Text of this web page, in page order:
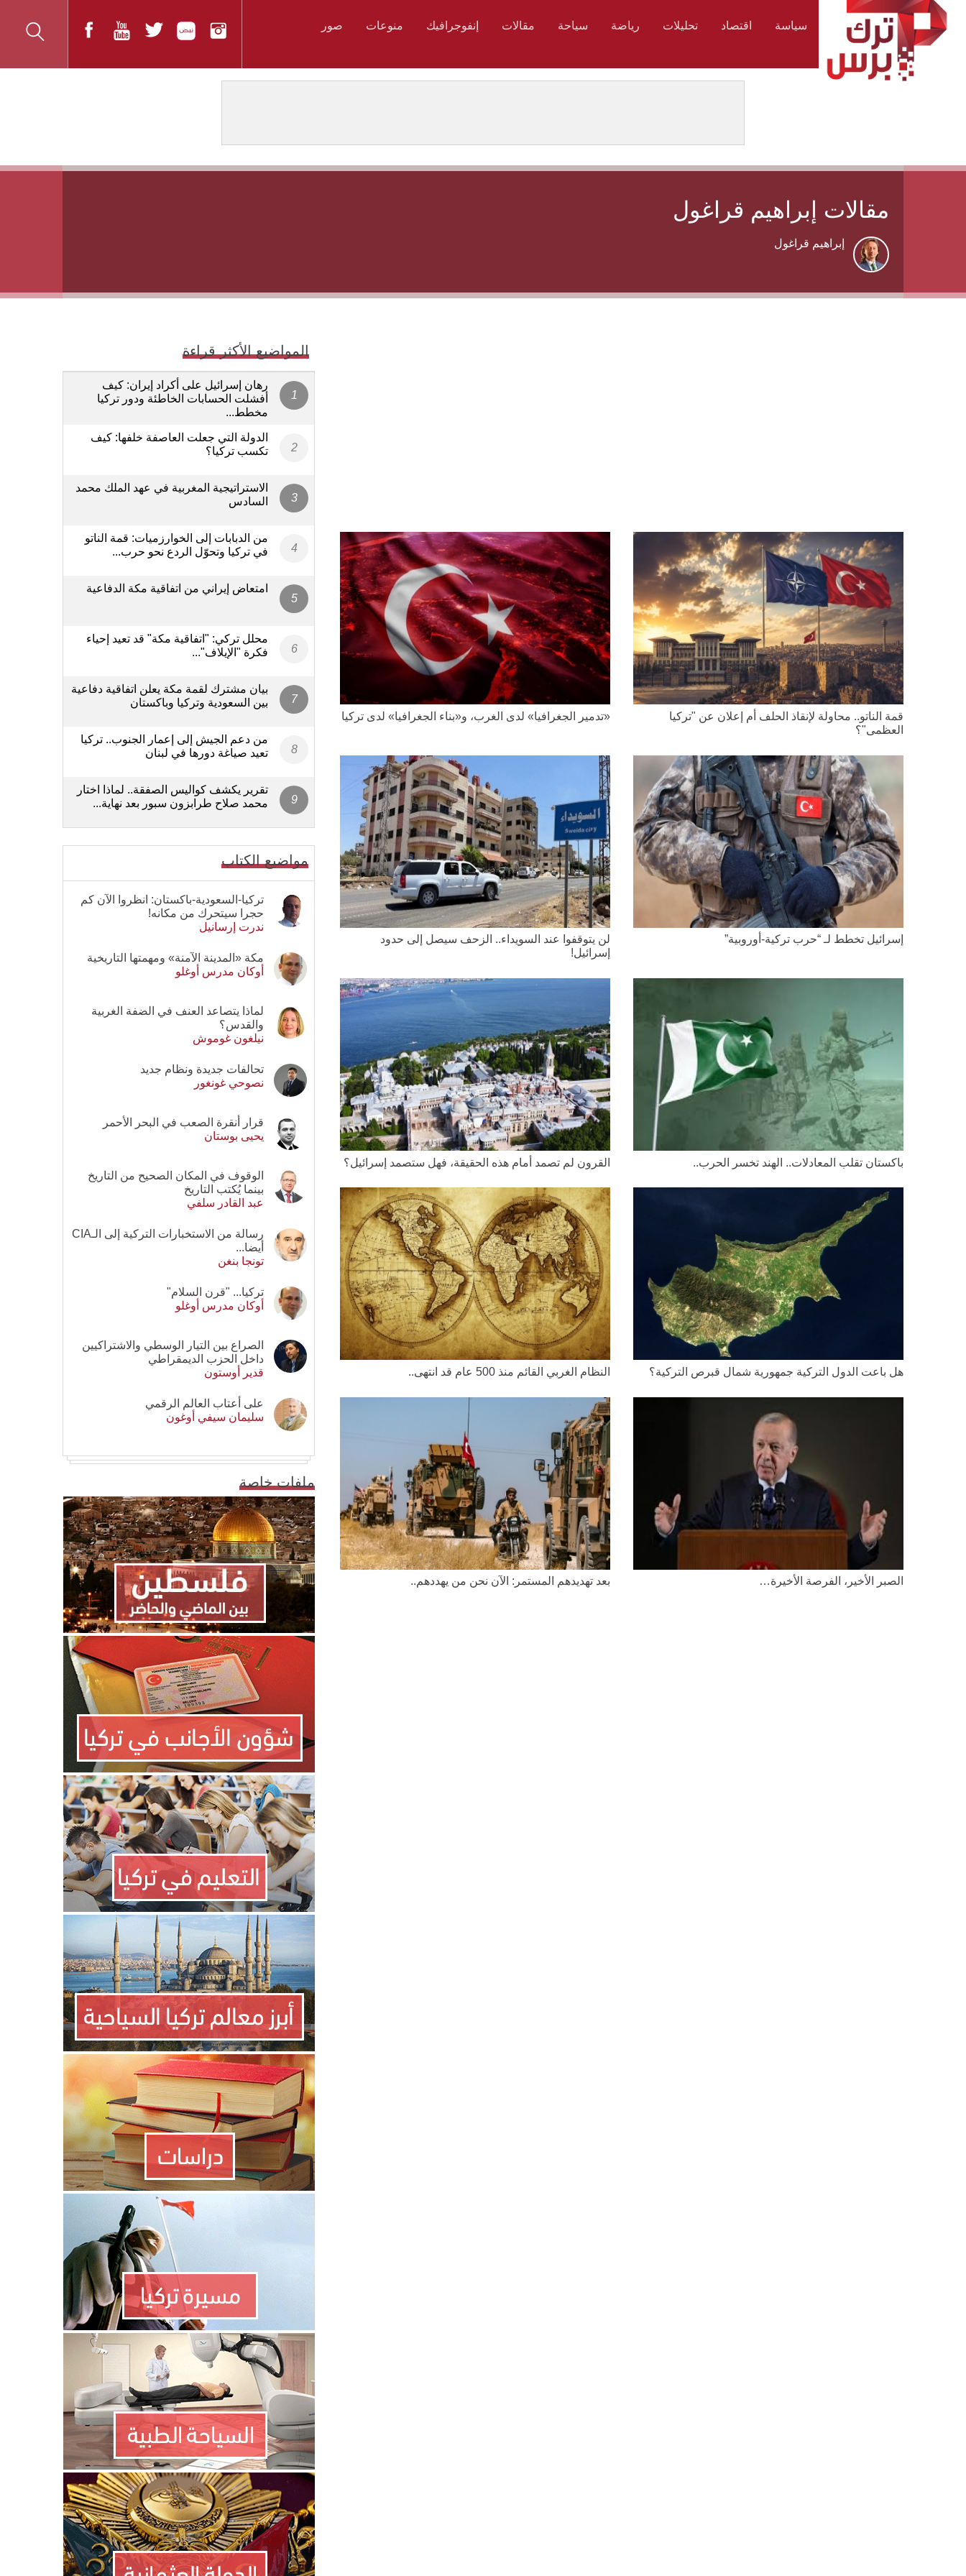
سياسة اقتصاد تحليلات رياضة سياحة مقالات إنفوجرافيك منوعات صور
مقالات إبراهيم قراغول
إبراهيم قراغول
قمة الناتو.. محاولة لإنقاذ الحلف أم إعلان عن "تركيا
العظمى"؟
«تدمير الجغرافيا» لدى الغرب، و«بناء الجغرافيا» لدى تركيا
إسرائيل تخطط لـ “حرب تركية-أوروبية”
لن يتوقفوا عند السويداء.. الزحف سيصل إلى حدود
إسرائيل!
باكستان تقلب المعادلات.. الهند تخسر الحرب.. القرون لم تصمد أمام هذه الحقيقة، فهل ستصمد إسرائيل؟
هل باعت الدول التركية جمهورية شمال قبرص التركية؟ النظام الغربي القائم منذ 500 عام قد انتهى..
الصبر الأخير، الفرصة الأخيرة… بعد تهديدهم المستمر: الآن نحن من يهددهم..
المواضيع الأكثر قراءة
رهان إسرائيل على أكراد إيران: كيف
أفشلت الحسابات الخاطئة ودور تركيا
مخطط...
الدولة التي جعلت العاصفة خلفها: كيف
تكسب تركيا؟
الاستراتيجية المغربية في عهد الملك محمد
السادس
من الدبابات إلى الخوارزميات: قمة الناتو
في تركيا وتحوّل الردع نحو حرب...
امتعاض إيراني من اتفاقية مكة الدفاعية
محلل تركي: "اتفاقية مكة" قد تعيد إحياء
فكرة "الإيلاف"...
بيان مشترك لقمة مكة يعلن اتفاقية دفاعية
بين السعودية وتركيا وباكستان
من دعم الجيش إلى إعمار الجنوب.. تركيا
تعيد صياغة دورها في لبنان
تقرير يكشف كواليس الصفقة.. لماذا اختار
محمد صلاح طرابزون سبور بعد نهاية...
مواضيع الكتاب
تركيا-السعودية-باكستان: انظروا الآن كم
حجرا سيتحرك من مكانه!
ندرت إرسانيل
مكة «المدينة الآمنة» ومهمتها التاريخية
أوكان مدرس أوغلو
لماذا يتصاعد العنف في الضفة الغربية
والقدس؟
نيلغون غوموش
تحالفات جديدة ونظام جديد
نصوحي غونغور
قرار أنقرة الصعب في البحر الأحمر
يحيى بوستان
الوقوف في المكان الصحيح من التاريخ
بينما يُكتب التاريخ
عبد القادر سلفي
رسالة من الاستخبارات التركية إلى الـCIA
أيضا...
تونجا بنغن
تركيا... "قرن السلام"
أوكان مدرس أوغلو
الصراع بين التيار الوسطي والاشتراكيين
داخل الحزب الديمقراطي
قدير أوستون
على أعتاب العالم الرقمي
سليمان سيفي أوغون
ملفات خاصة